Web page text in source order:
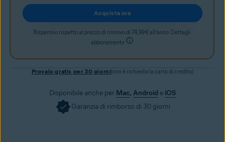
Acquista ora
Risparmio rispetto al prezzo di rinnovo di 74,99 € all’anno. Dettagli
abbonamento
Provalo gratis per 30 giorni(non è richiesta la carta di credito)
Disponibile anche per Mac, Android e iOS
Garanzia di rimborso di 30 giorni